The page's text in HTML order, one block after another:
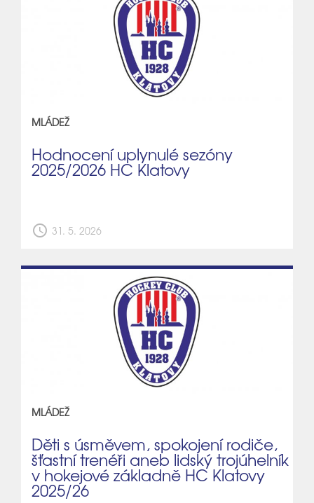
MLÁDEŽ
Hodnocení uplynulé sezóny
2025/2026 HC Klatovy
schedule 31. 5. 2026
MLÁDEŽ
Děti s úsměvem, spokojení rodiče,
šťastní trenéři aneb lidský trojúhelník
v hokejové základně HC Klatovy
2025/26